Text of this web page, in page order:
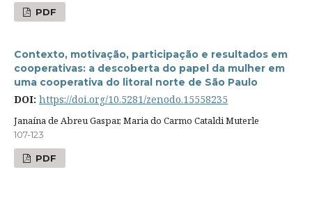
PDF
Contexto, motivação, participação e resultados em
cooperativas: a descoberta do papel da mulher em
uma cooperativa do litoral norte de São Paulo
DOI: https://doi.org/10.5281/zenodo.15558235
Janaína de Abreu Gaspar, Maria do Carmo Cataldi Muterle
107-123
PDF